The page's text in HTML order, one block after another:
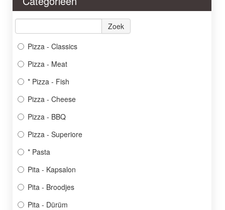
Zoek
Pizza - Classics
Pizza - Meat
* Pizza - Fish
Pizza - Cheese
Pizza - BBQ
Pizza - Superiore
* Pasta
Pita - Kapsalon
Pita - Broodjes
Pita - Dürüm